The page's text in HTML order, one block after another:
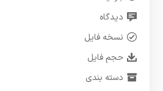
دیدگاه
نسخه فایل
حجم فایل
دسته بندی